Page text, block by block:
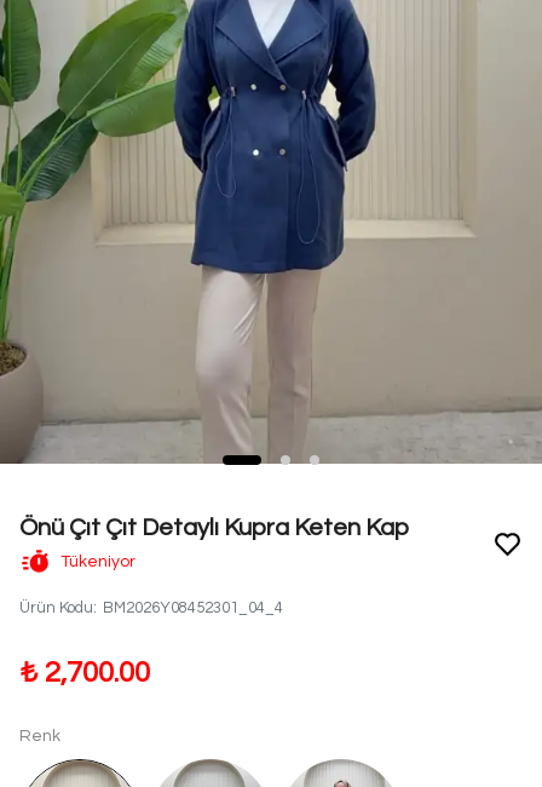
Önü Çıt Çıt Detaylı Kupra Keten Kap
Tükeniyor
Ürün Kodu: BM2026Y08452301_04_4
₺ 2,700.00
Renk